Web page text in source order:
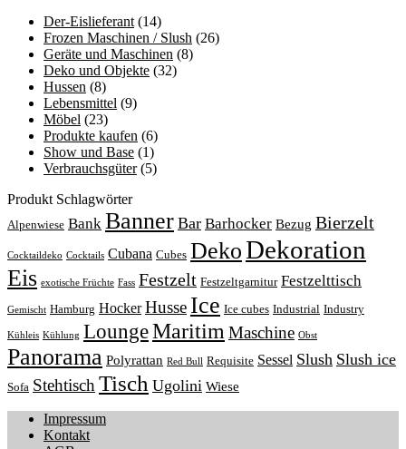
Der-Eislieferant (14)
Frozen Maschinen / Slush (26)
Geräte und Maschinen (8)
Deko und Objekte (32)
Hussen (8)
Lebensmittel (9)
Möbel (23)
Produkte kaufen (6)
Show und Base (1)
Verbrauchsgüter (5)
Produkt Schlagwörter
Alpenwiese Bank Banner Bar Barhocker Bezug Bierzelt
Cocktaildeko Cocktails Cubana Cubes DekoDekoration
Eis exotische Früchte Fass Festzelt Festzeltgarnitur Festzelttisch
Gemischt Hamburg Hocker Husse Ice Ice cubes Industrial Industry
Kühleis Kühlung LoungeMaritim Maschine Obst
Panorama Polyrattan Red Bull Requisite Sessel Slush Slush ice
Sofa Stehtisch Tisch Ugolini Wiese
Impressum
Kontakt